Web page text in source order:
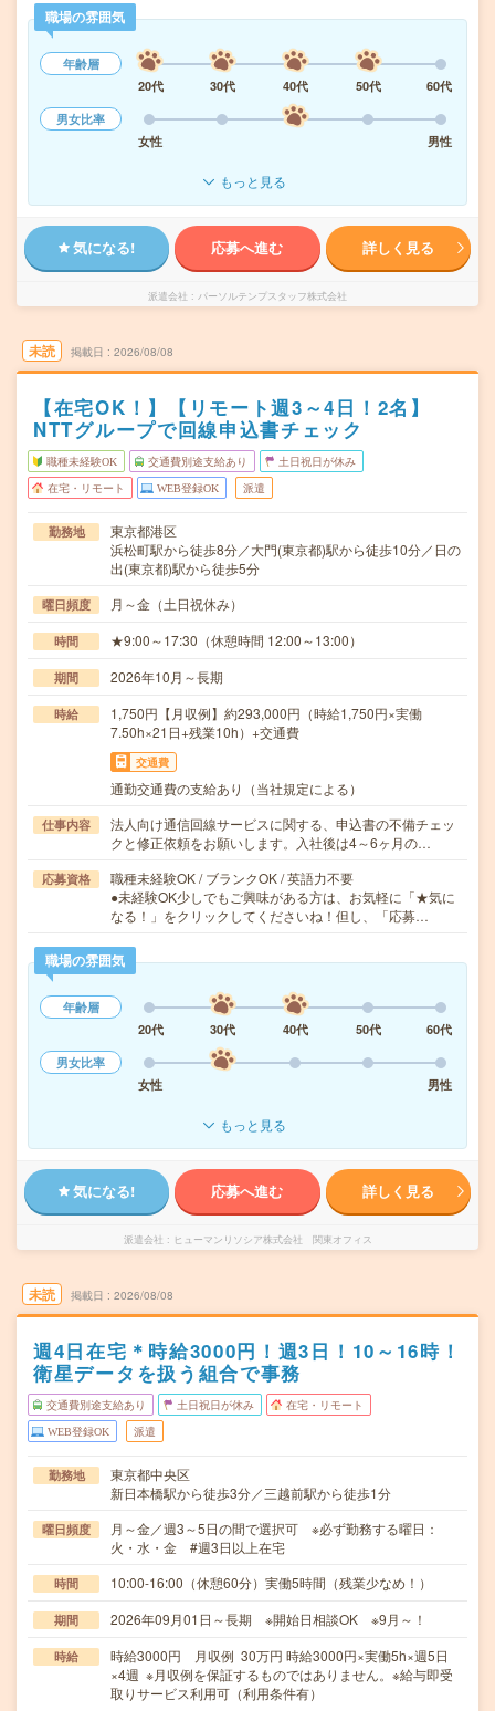
職場の雰囲気
年齢層
20代
30代 40代 50代
60代
男女比率
女性
男性
もっと見る
気になる! 応募へ進む 詳しく見る
派遣会社 パーソルテンプスタッフ株式会社
未読 掲載日 2026/08/08
【在宅OK！】【リモート週3～4日！2名】
NTTグループで回線申込書チェック
職種未経験OK 交通費別途支給あり 土日祝日が休み
在宅・リモート WEB登録OK 派遣
勤務地
東京都港区
浜松町駅から徒歩8分／大門(東京都)駅から徒歩10分／日の
出(東京都)駅から徒歩5分
曜日頻度 月～金（土日祝休み）
時間 ★9:00～17:30（休憩時間 12:00～13:00）
期間 2026年10月～長期
時給
1,750円【月収例】約293,000円（時給1,750円×実働
7.50h×21日+残業10h）+交通費
交通費
通勤交通費の支給あり（当社規定による）
仕事内容
法人向け通信回線サービスに関する、申込書の不備チェッ
クと修正依頼をお願いします。入社後は4～6ヶ月の…
応募資格
職種未経験OK / ブランクOK / 英語力不要
●未経験OK少しでもご興味がある方は、お気軽に「★気に
なる！」をクリックしてくださいね！但し、「応募…
職場の雰囲気
年齢層
20代
30代 40代 50代
60代
男女比率
女性
男性
もっと見る
気になる! 応募へ進む 詳しく見る
派遣会社 ヒューマンリソシア株式会社 関東オフィス
未読 掲載日 2026/08/08
週4日在宅＊時給3000円！週3日！10～16時！
衛星データを扱う組合で事務
交通費別途支給あり 土日祝日が休み 在宅・リモート
WEB登録OK 派遣
勤務地
東京都中央区
新日本橋駅から徒歩3分／三越前駅から徒歩1分
曜日頻度
月～金／週3～5日の間で選択可 ※必ず勤務する曜日：
火・水・金 #週3日以上在宅
時間 10:00-16:00（休憩60分）実働5時間（残業少なめ！）
期間 2026年09月01日～長期 ※開始日相談OK ※9月～！
時給
時給3000円 月収例 30万円 時給3000円×実働5h×週5日
×4週 ※月収例を保証するものではありません。※給与即受
取りサービス利用可（利用条件有）